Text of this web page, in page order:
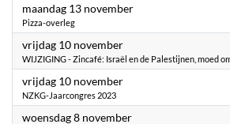
maandag 13 november2023
Pizza-overleg
vrijdag 10 november2023
WIJZIGING - Zincafé: Israël en de Palestijnen, moed
vrijdag 10 november2023
NZKG-Jaarcongres 2023
woensdag 8 november2023